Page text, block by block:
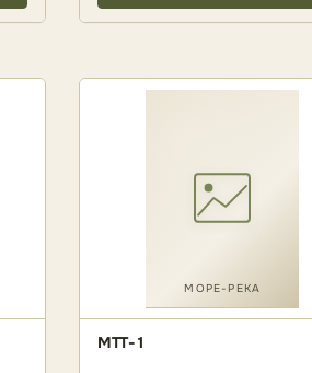
МОРЕ-РЕКА
МТТ-1